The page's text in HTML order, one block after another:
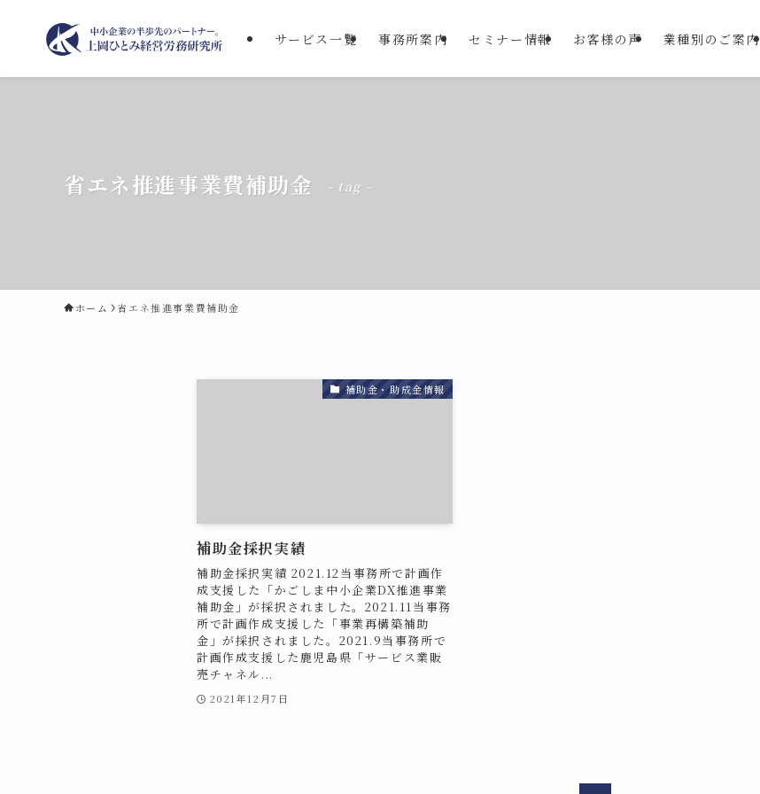
サービス一覧 事務所案内 セミナー情報 お客様の声 業種別のご案内
省エネ推進事業費補助金 – tag –
ホーム 省エネ推進事業費補助金
補助金・助成金情報
補助金採択実績
補助金採択実績 2021.12当事務所で計画作
成支援した「かごしま中小企業DX推進事業
補助金」が採択されました。2021.11当事務
所で計画作成支援した「事業再構築補助
金」が採択されました。2021.9当事務所で
計画作成支援した鹿児島県「サービス業販
売チャネル...
2021年12月7日